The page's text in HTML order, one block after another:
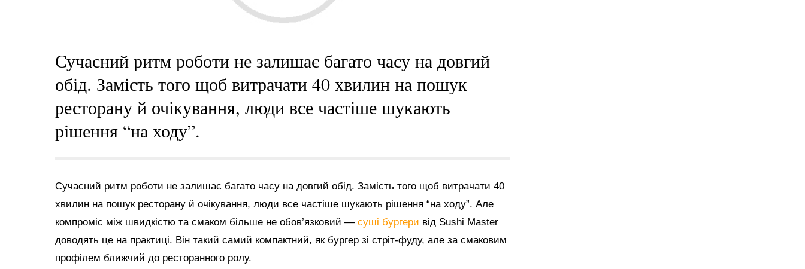
Сучасний ритм роботи не залишає багато часу на довгий
обід. Замість того щоб витрачати 40 хвилин на пошук
ресторану й очікування, люди все частіше шукають
рішення “на ходу”.
Сучасний ритм роботи не залишає багато часу на довгий обід. Замість того щоб витрачати 40
хвилин на пошук ресторану й очікування, люди все частіше шукають рішення “на ходу”. Але
компроміс між швидкістю та смаком більше не обов’язковий — суші бургери від Sushi Master
доводять це на практиці. Він такий самий компактний, як бургер зі стріт-фуду, але за смаковим
профілем ближчий до ресторанного ролу.